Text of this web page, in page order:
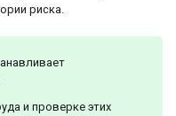
риска.
и проверке этих